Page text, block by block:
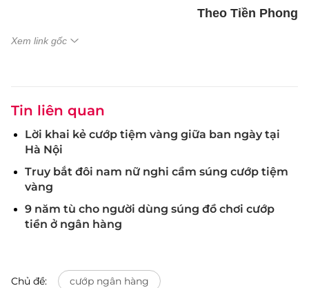
Theo Tiền Phong
Xem link gốc
Tin liên quan
Lời khai kẻ cướp tiệm vàng giữa ban ngày tại
Hà Nội
Truy bắt đôi nam nữ nghi cầm súng cướp tiệm
vàng
9 năm tù cho người dùng súng đồ chơi cướp
tiền ở ngân hàng
Chủ đề: cướp ngân hàng